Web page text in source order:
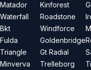
Matador
Waterfall
Bkt
Fulda
Triangle
Minverva
Kinforest
Roadstone
Windforce
Goldenbridge
Gt Radial
Trelleborg